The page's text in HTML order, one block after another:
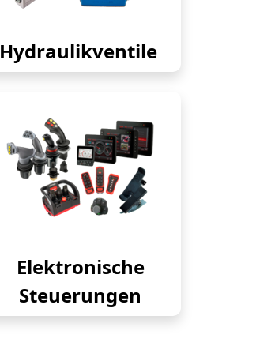
Hydraulikventile
Elektronische
Steuerungen